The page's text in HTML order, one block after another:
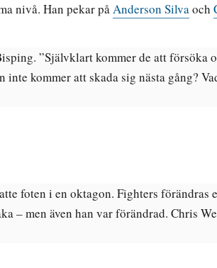
nivå. Han pekar påAnderson Silvaoch
”Självklart kommer de att försöka
kommer att skada sig nästa gång?
foten i en oktagon. Fighters förändras
– men även han var förändrad. Chris